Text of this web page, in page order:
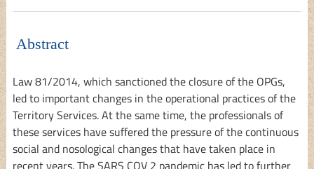
Abstract
Law 81/2014, which sanctioned the closure of the OPGs,
led to important changes in the operational practices of the
Territory Services. At the same time, the professionals of
these services have suffered the pressure of the continuous
social and nosological changes that have taken place in
recent years. The SARS COV 2 pandemic has led to further